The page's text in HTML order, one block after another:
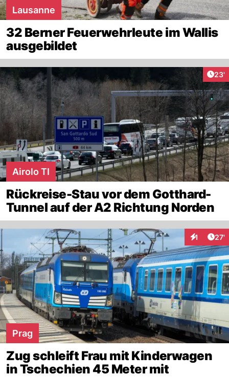
Lausanne
32 Berner Feuerwehrleute im Wallis
ausgebildet
23'
Airolo TI
Rückreise-Stau vor dem Gotthard-
Tunnel auf der A2 Richtung Norden
1 27'
Prag
Zug schleift Frau mit Kinderwagen
in Tschechien 45 Meter mit